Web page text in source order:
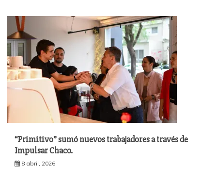
“Primitivo” sumó nuevos trabajadores a través de
Impulsar Chaco.
8 abril, 2026